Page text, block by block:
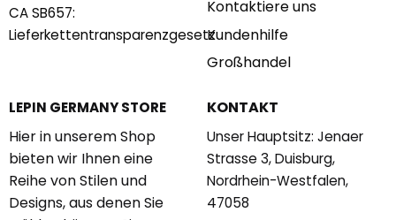
CA SB657:
Lieferkettentransparenzgesetz
Kontaktiere uns
Kundenhilfe
Großhandel
LEPIN GERMANY STORE
Hier in unserem Shop
bieten wir Ihnen eine
Reihe von Stilen und
Designs, aus denen Sie
KONTAKT
Unser Hauptsitz: Jenaer
Strasse 3, Duisburg,
Nordrhein-Westfalen,
47058